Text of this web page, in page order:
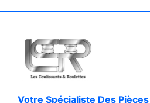
Votre Spécialiste Des